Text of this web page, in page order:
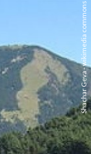
Shachar Geva - wikimedia commons